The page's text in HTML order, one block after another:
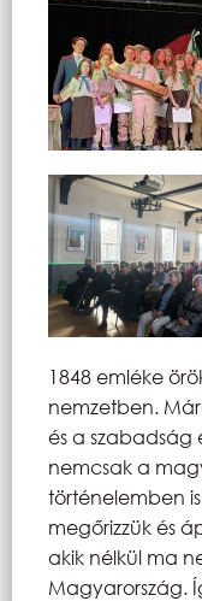
1848 emléke
nemzetben.
és a szabadság
nemcsak a
történelemben
megőrizzük és
akik nélkül ma
Magyarország.